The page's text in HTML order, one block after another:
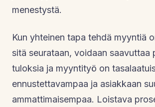
menestystä.
Kun yhteinen tapa tehdä myyntiä
sitä seurataan, voidaan saavuttaa
tuloksia ja myyntityö on
ennustettavampaa ja asiakkaan
ammattimaisempaa. Loistava